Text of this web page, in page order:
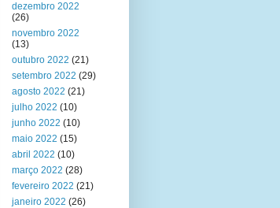
dezembro 2022
(26)
novembro 2022
(13)
outubro 2022 (21)
setembro 2022 (29)
agosto 2022 (21)
julho 2022 (10)
junho 2022 (10)
maio 2022 (15)
abril 2022 (10)
março 2022 (28)
fevereiro 2022 (21)
janeiro 2022 (26)